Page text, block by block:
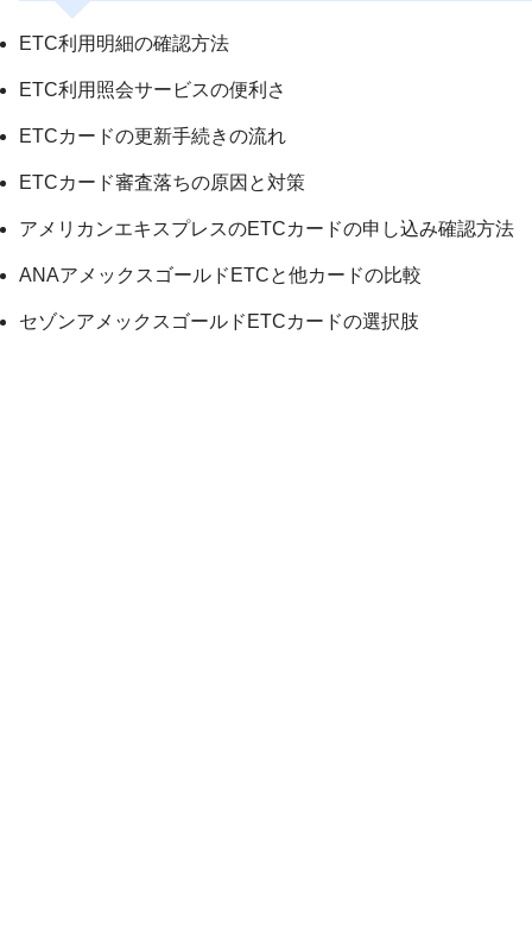
ETC利用明細の確認方法
ETC利用照会サービスの便利さ
ETCカードの更新手続きの流れ
ETCカード審査落ちの原因と対策
アメリカンエキスプレスのETCカードの申し込み確認方法
ANAアメックスゴールドETCと他カードの比較
セゾンアメックスゴールドETCカードの選択肢